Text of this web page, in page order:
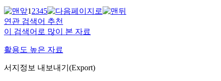
12345
연관 검색어 추천
이 검색어로 많이 본 자료
활용도 높은 자료
서지정보 내보내기(Export)